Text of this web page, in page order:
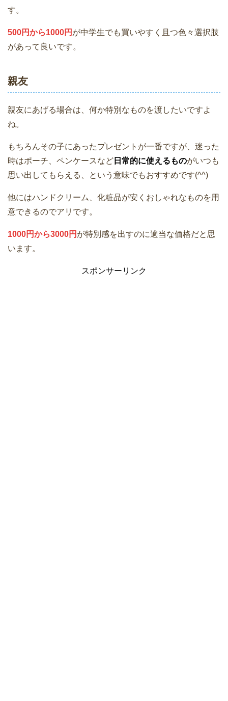
す。
500円から1000円 が中学生でも買いやすく且つ色々選択肢
があって良いです。
親友
親友にあげる場合は、何か特別なものを渡したいですよ
ね。
もちろんその子にあったプレゼントが一番ですが、迷った
時はポーチ、ペンケースなど 日常的に使えるものがいつも
思い出してもらえる、という意味でもおすすめです(^^)
他にはハンドクリーム、化粧品が安くおしゃれなものを用
意できるのでアリです。
1000円から3000円 が特別感を出すのに適当な価格だと思
います。
スポンサーリンク